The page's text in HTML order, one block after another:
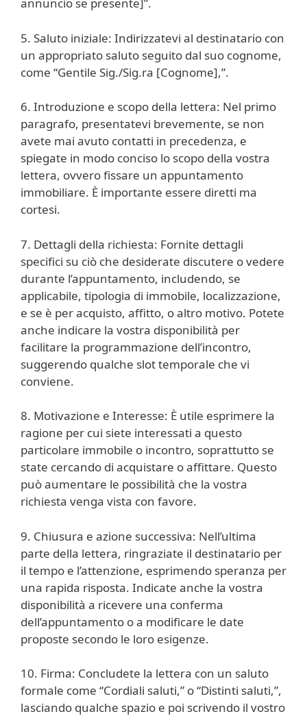
5. Saluto iniziale: Indirizzatevi al destinatario con
un appropriato saluto seguito dal suo cognome,
come “Gentile Sig./Sig.ra [Cognome],”.
6. Introduzione e scopo della lettera: Nel primo
paragrafo, presentatevi brevemente, se non
avete mai avuto contatti in precedenza, e
spiegate in modo conciso lo scopo della vostra
lettera, ovvero fissare un appuntamento
immobiliare. È importante essere diretti ma
cortesi.
7. Dettagli della richiesta: Fornite dettagli
specifici su ciò che desiderate discutere o vedere
durante l’appuntamento, includendo, se
applicabile, tipologia di immobile, localizzazione,
e se è per acquisto, affitto, o altro motivo. Potete
anche indicare la vostra disponibilità per
facilitare la programmazione dell’incontro,
suggerendo qualche slot temporale che vi
conviene.
8. Motivazione e Interesse: È utile esprimere la
ragione per cui siete interessati a questo
particolare immobile o incontro, soprattutto se
state cercando di acquistare o affittare. Questo
può aumentare le possibilità che la vostra
richiesta venga vista con favore.
9. Chiusura e azione successiva: Nell’ultima
parte della lettera, ringraziate il destinatario per
il tempo e l’attenzione, esprimendo speranza per
una rapida risposta. Indicate anche la vostra
disponibilità a ricevere una conferma
dell’appuntamento o a modificare le date
proposte secondo le loro esigenze.
10. Firma: Concludete la lettera con un saluto
formale come “Cordiali saluti,” o “Distinti saluti,”,
lasciando qualche spazio e poi scrivendo il vostro